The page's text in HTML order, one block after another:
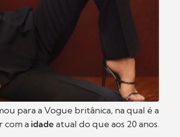
para a Vogue britânica, na qual é a
com a idade atual do que aos 20 anos.